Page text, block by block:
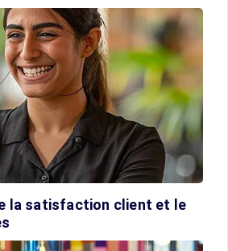
la satisfaction client et le